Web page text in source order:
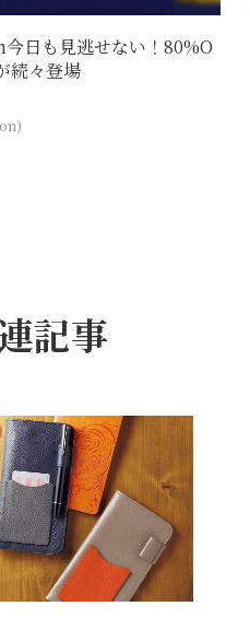
日も見逃せない！80%O
続々登場
記事